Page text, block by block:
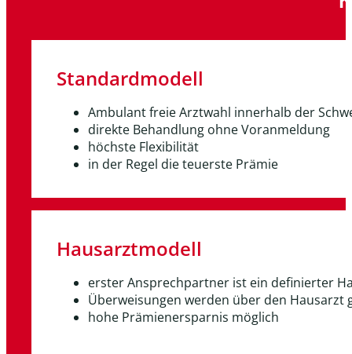
Standardmodell
Ambulant freie Arztwahl innerhalb der
direkte Behandlung ohne Voranmeldung
höchste Flexibilität
in der Regel die teuerste Prämie
Hausarztmodell
erster Ansprechpartner ist ein definierter
Überweisungen werden über den Hausarzt
hohe Prämienersparnis möglich